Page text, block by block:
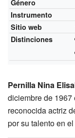
Género
Instrumento
Sitio web
Distinciones
Pernilla Nina
diciembre de 1967
reconocida actriz
por su talento en